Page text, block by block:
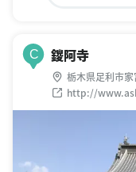
C 鑁阿寺
栃木県足利市
http://